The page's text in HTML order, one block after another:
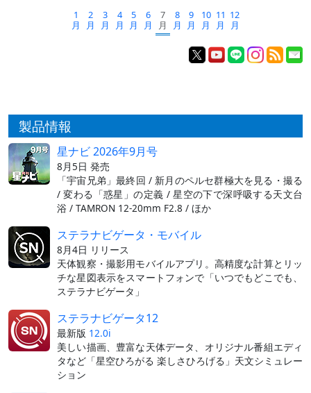
1
月
2
月
3
月
4
月
5
月
6
月
7
月
8
月
9
月
10
月
11
月
12
月
製品情報
星ナビ 2026年9月号
8月5日 発売
「宇宙兄弟」最終回 / 新月のペルセ群極大を見る・撮る
/ 変わる「惑星」の定義 / 星空の下で深呼吸する天文台
浴 / TAMRON 12-20mm F2.8 / ほか
ステラナビゲータ・モバイル
8月4日 リリース
天体観察・撮影用モバイルアプリ。高精度な計算とリッ
チな星図表示をスマートフォンで「いつでもどこでも、
ステラナビゲータ」
ステラナビゲータ12
最新版 12.0i
美しい描画、豊富な天体データ、オリジナル番組エディ
タなど「星空ひろがる 楽しさひろげる」天文シミュレー
ション